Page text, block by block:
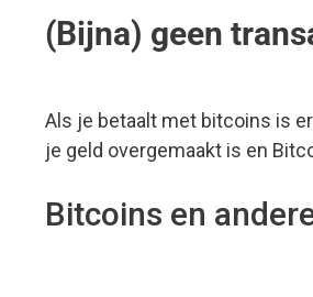
(Bijna) geen
Als je betaalt met bitcoins is
je geld overgemaakt is en
Bitcoins en